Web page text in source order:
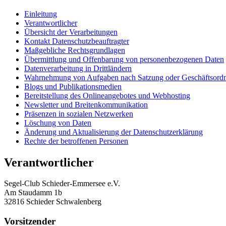
Einleitung
Verantwortlicher
Übersicht der Verarbeitungen
Kontakt Datenschutzbeauftragter
Maßgebliche Rechtsgrundlagen
Übermittlung und Offenbarung von personenbezogenen Daten
Datenverarbeitung in Drittländern
Wahrnehmung von Aufgaben nach Satzung oder
Blogs und Publikationsmedien
Bereitstellung des Onlineangebotes und Webhosting
Newsletter und Breitenkommunikation
Präsenzen in sozialen Netzwerken
Löschung von Daten
Änderung und Aktualisierung der Datenschutzerklärung
Rechte der betroffenen Personen
Verantwortlicher
Segel-Club Schieder-Emmersee e.V.
Am Staudamm 1b
32816 Schieder Schwalenberg
Vorsitzender